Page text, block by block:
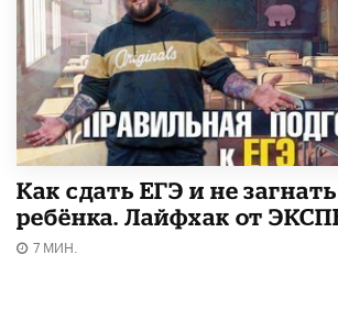
​Как сдать ЕГЭ и не
ребёнка. Лайфхак от
7 МИН.